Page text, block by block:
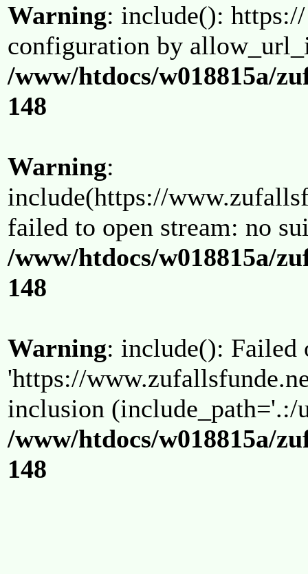
Warning: include():
configuration by
/www/htdocs/w018815a/
148
Warning:
include(https://
failed to open stream: no
/www/htdocs/w018815a/
148
Warning: include(): Failed
'https://
inclusion (include_path='.:/
/www/htdocs/w018815a/
148